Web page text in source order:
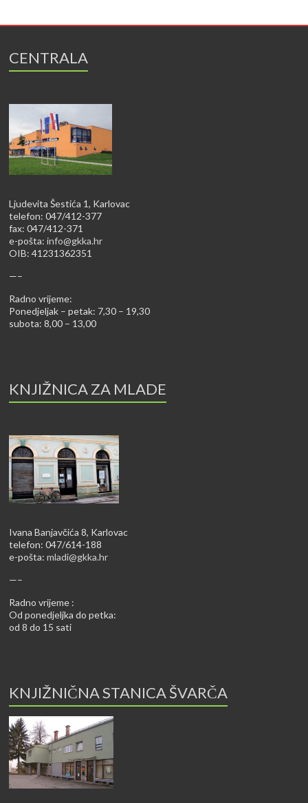
CENTRALA
Ljudevita Šestića 1, Karlovac
telefon: 047/412-377
fax: 047/412-371
e-pošta:info@gkka.hr
OIB: 41231362351
—–
Radno vrijeme:
Ponedjeljak – petak: 7,30 – 19,30
subota: 8,00 – 13,00
KNJIŽNICA ZA MLADE
Ivana Banjavčića 8, Karlovac
telefon: 047/614-188
e-pošta:mladi@gkka.hr
—–
Radno vrijeme :
Od ponedjeljka do petka:
od 8 do 15 sati
KNJIŽNIČNA STANICA ŠVARČA